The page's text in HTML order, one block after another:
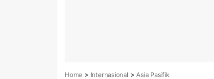
Home > Internasional > Asia Pasifik